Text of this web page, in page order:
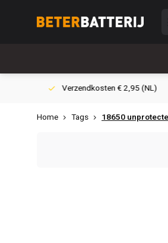
Verzendkosten € 2,95 (NL)
Home Tags 18650